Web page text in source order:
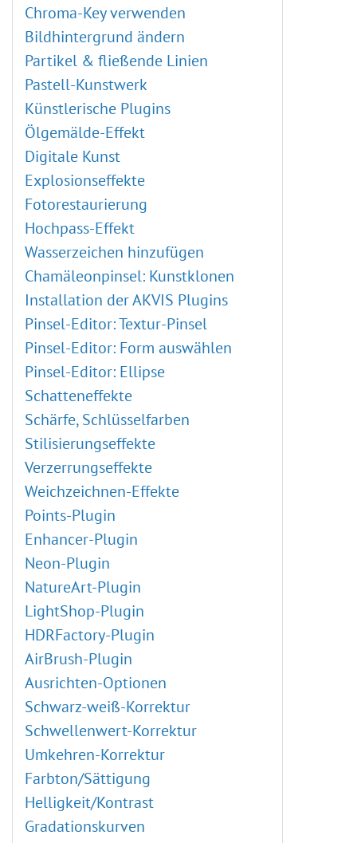
Chroma-Key verwenden
Bildhintergrund ändern
Partikel & fließende Linien
Pastell-Kunstwerk
Künstlerische Plugins
Ölgemälde-Effekt
Digitale Kunst
Explosionseffekte
Fotorestaurierung
Hochpass-Effekt
Wasserzeichen hinzufügen
Chamäleonpinsel: Kunstklonen
Installation der AKVIS Plugins
Pinsel-Editor: Textur-Pinsel
Pinsel-Editor: Form auswählen
Pinsel-Editor: Ellipse
Schatteneffekte
Schärfe, Schlüsselfarben
Stilisierungseffekte
Verzerrungseffekte
Weichzeichnen-Effekte
Points-Plugin
Enhancer-Plugin
Neon-Plugin
NatureArt-Plugin
LightShop-Plugin
HDRFactory-Plugin
AirBrush-Plugin
Ausrichten-Optionen
Schwarz-weiß-Korrektur
Schwellenwert-Korrektur
Umkehren-Korrektur
Farbton/Sättigung
Helligkeit/Kontrast
Gradationskurven